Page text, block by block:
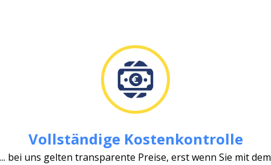
Vollständige Kostenkontrolle
... bei uns gelten transparente Preise, erst wenn Sie mit dem